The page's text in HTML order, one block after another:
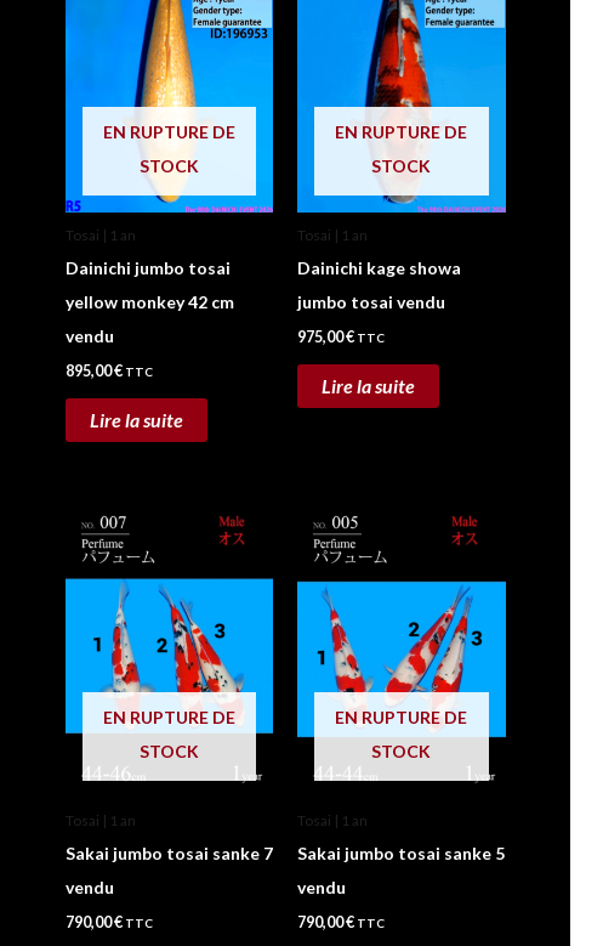
EN RUPTURE DE
STOCK
Tosai | 1 an
Dainichi jumbo tosai
yellow monkey 42 cm
vendu
895,00€ TTC
Lire la suite
EN RUPTURE DE
STOCK
Tosai | 1 an
Dainichi kage showa
jumbo tosai vendu
975,00€ TTC
Lire la suite
EN RUPTURE DE
STOCK
Tosai | 1 an
Sakai jumbo tosai sanke 7
vendu
790,00€ TTC
a
variations.
être
choisies
sur
EN RUPTURE DE
STOCK
Tosai | 1 an
Sakai jumbo tosai sanke 5
vendu
790,00€ TTC
a
être
sur